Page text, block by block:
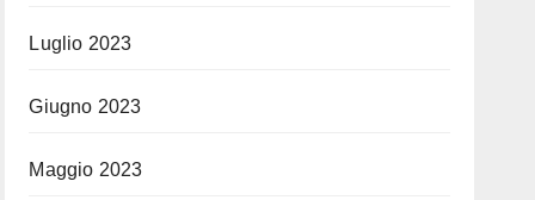
Luglio 2023
Giugno 2023
Maggio 2023